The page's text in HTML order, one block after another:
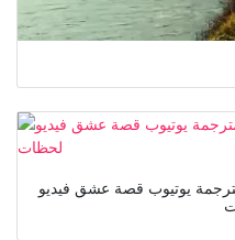
5 الخامسة مترجمة يوتيوب قصة عشق فيديو